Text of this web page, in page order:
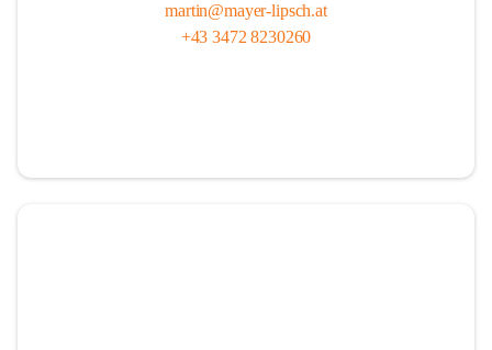
martin@mayer-lipsch.at
+43 3472 8230260